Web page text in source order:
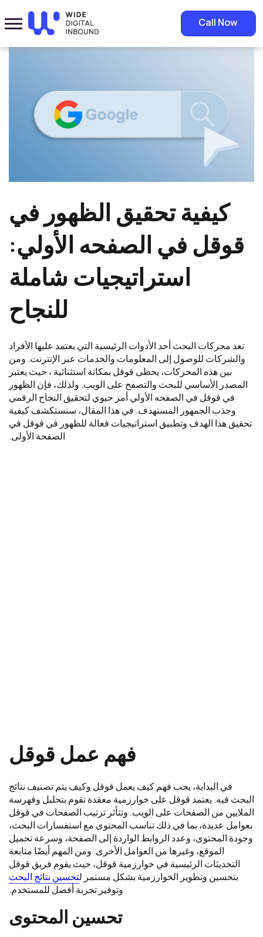
Call Now
Home»Blog » كيفية تحقيق الظهور في قوقل في الصفحه الأولي: استراتيجيات
شاملة للنجاح
كيفية تحقيق الظهور في
قوقل في الصفحه الأولي:
استراتيجيات شاملة
للنجاح
تعد محركات البحث أحد الأدوات الرئيسية التي يعتمد عليها الأفراد
والشركات للوصول إلى المعلومات والخدمات عبر الإنترنت. ومن
بين هذه المحركات، يحظى قوقل بمكانة استثنائية ، حيث يعتبر
المصدر الأساسي للبحث والتصفح على الويب. ولذلك، فإن الظهور
في قوقل في الصفحه الأولي أمر حيوي لتحقيق النجاح الرقمي
وجذب الجمهور المستهدف. في هذا المقال، سنستكشف كيفية
تحقيق هذا الهدف وتطبيق استراتيجيات فعالة للظهور في قوقل في
الصفحة الأولى.
فهم عمل قوقل
في البداية، يجب فهم كيف يعمل قوقل وكيف يتم تصنيف نتائج
البحث فيه. يعتمد قوقل على خوارزمية معقدة تقوم بتحليل وفهرسة
الملايين من الصفحات على الويب. وتتأثر ترتيب الصفحات في قوقل
بعوامل عديدة، بما في ذلك تناسب المحتوى مع استفسارات البحث،
وجودة المحتوى، وعدد الروابط الواردة إلى الصفحة، وسرعة تحميل
الموقع، وغيرها من العوامل الأخرى. ومن المهم أيضًا متابعة
التحديثات الرئيسية في خوارزمية قوقل، حيث يقوم فريق قوقل
بتحسين وتطوير الخوارزمية بشكل مستمر لتحسين نتائج البحث
وتوفير تجربة أفضل للمستخدم.
تحسين المحتوى